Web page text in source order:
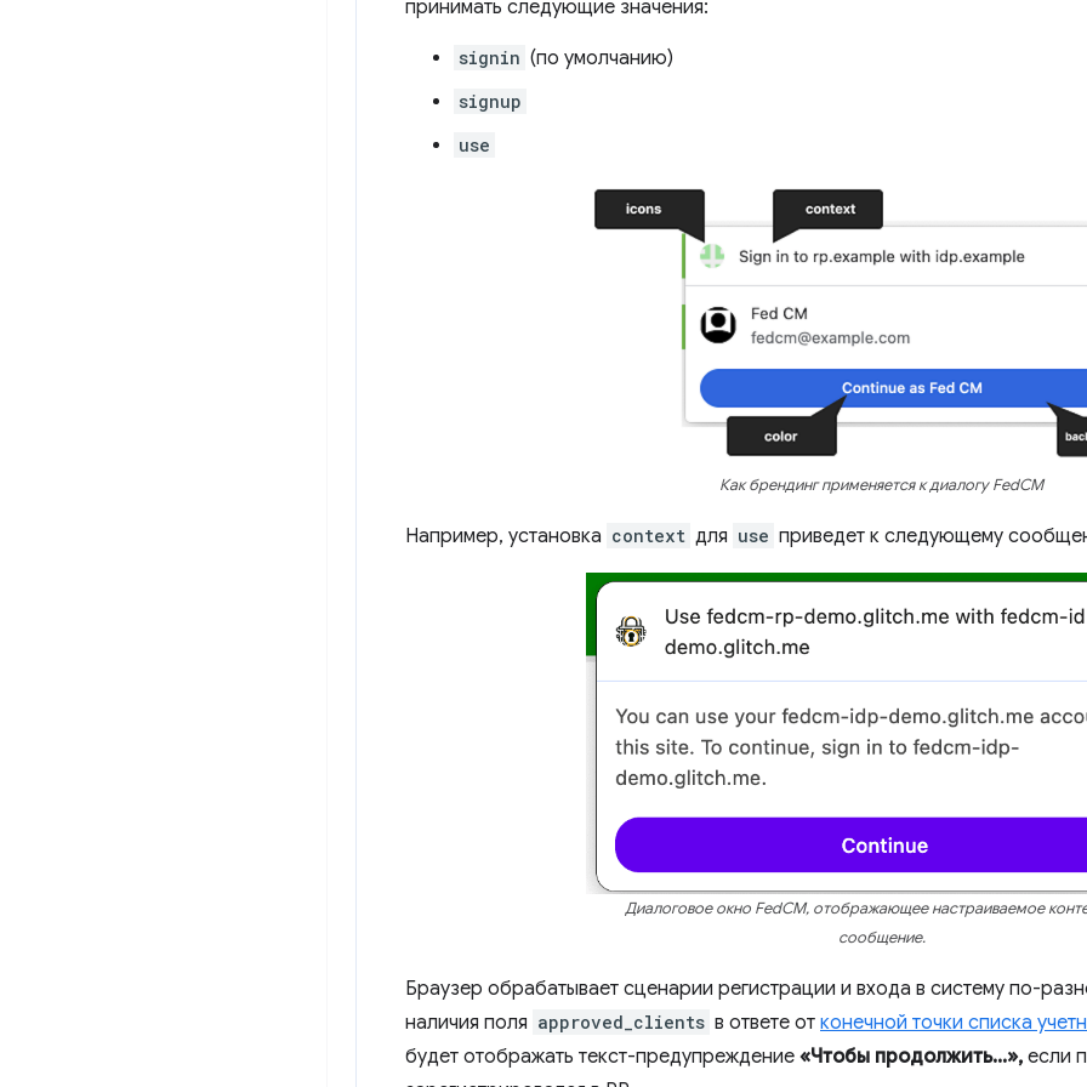
принимать следующие значения:
signin (по умолчанию)
signup
use
Как брендинг применяется к диалогу FedCM
Например, установка context для use приведет к следующему
Диалоговое окно FedCM, отображающее настраиваемое
сообщение.
Браузер обрабатывает сценарии регистрации и входа в систему по-
наличия поля approved_clients в ответе от конечной точки списка
будет отображать текст-предупреждение «Чтобы продолжить...», если